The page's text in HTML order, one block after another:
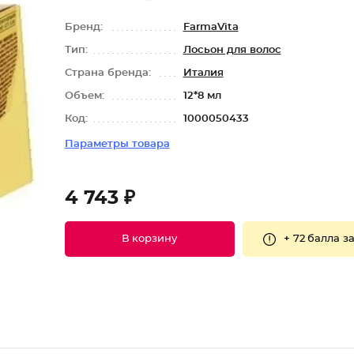
Бренд: FarmaVita
Тип: Лосьон для волос
Страна бренда: Италия
Объем: 12*8 мл
Код: 1000050433
Параметры товара
4 743 ₽
В корзину + 72 балла